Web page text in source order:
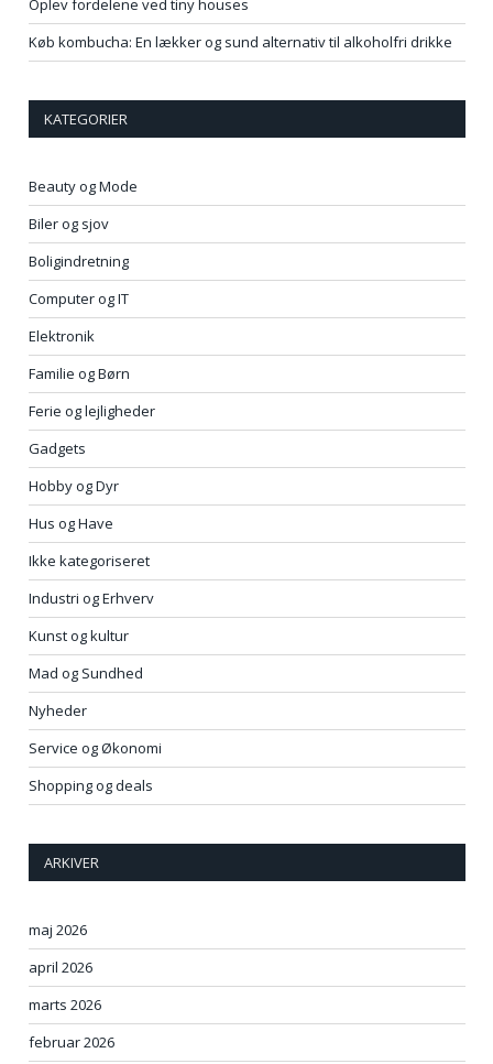
Oplev fordelene ved tiny houses
Køb kombucha: En lækker og sund alternativ til alkoholfri drikke
KATEGORIER
Beauty og Mode
Biler og sjov
Boligindretning
Computer og IT
Elektronik
Familie og Børn
Ferie og lejligheder
Gadgets
Hobby og Dyr
Hus og Have
Ikke kategoriseret
Industri og Erhverv
Kunst og kultur
Mad og Sundhed
Nyheder
Service og Økonomi
Shopping og deals
ARKIVER
maj 2026
april 2026
marts 2026
februar 2026